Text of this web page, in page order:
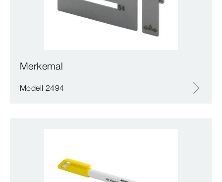
Merkemal
Modell 2494